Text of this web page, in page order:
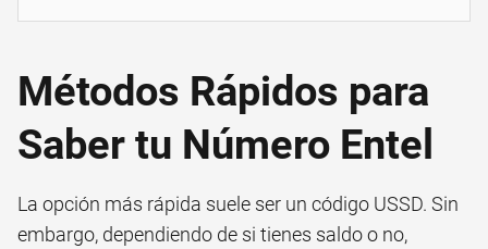
Métodos Rápidos para
Saber tu Número Entel
La opción más rápida suele ser un código USSD. Sin
embargo, dependiendo de si tienes saldo o no,